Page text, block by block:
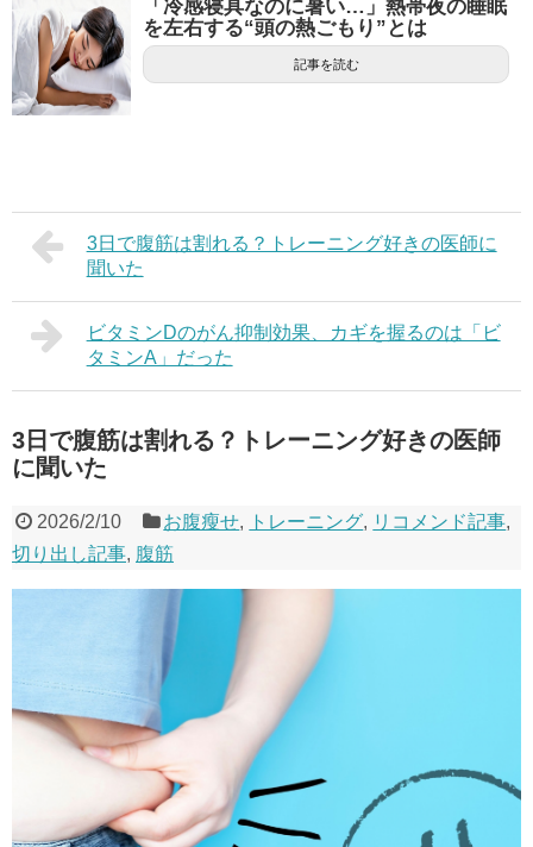
「冷感寝具なのに暑い…」熱帯夜の睡眠
を左右する“頭の熱ごもり”とは
記事を読む
3日で腹筋は割れる？トレーニング好きの医師に
聞いた
ビタミンDのがん抑制効果、カギを握るのは「ビ
タミンA」だった
3日で腹筋は割れる？トレーニング好きの医師
に聞いた
2026/2/10 お腹瘦せ, トレーニング, リコメンド記事,
切り出し記事, 腹筋